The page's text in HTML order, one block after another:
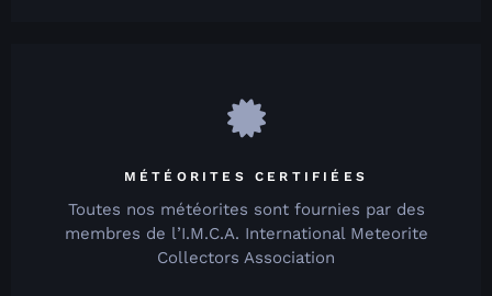
MÉTÉORITES CERTIFIÉES
Toutes nos météorites sont fournies par des
membres de l’I.M.C.A. International Meteorite
Collectors Association